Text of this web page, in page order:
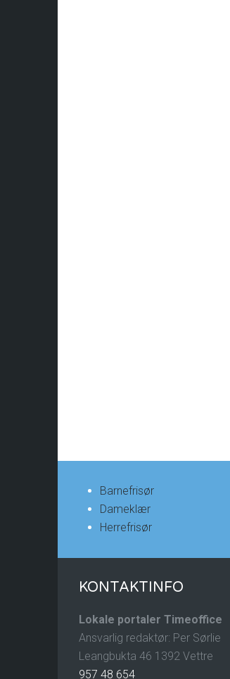
Barnefrisør
Dameklær
Herrefrisør
KONTAKTINFO
Lokale portaler Timeoffice
Ansvarlig redaktør: Per Sørlie
Leangbukta 46 1392 Vettre
957 48 654